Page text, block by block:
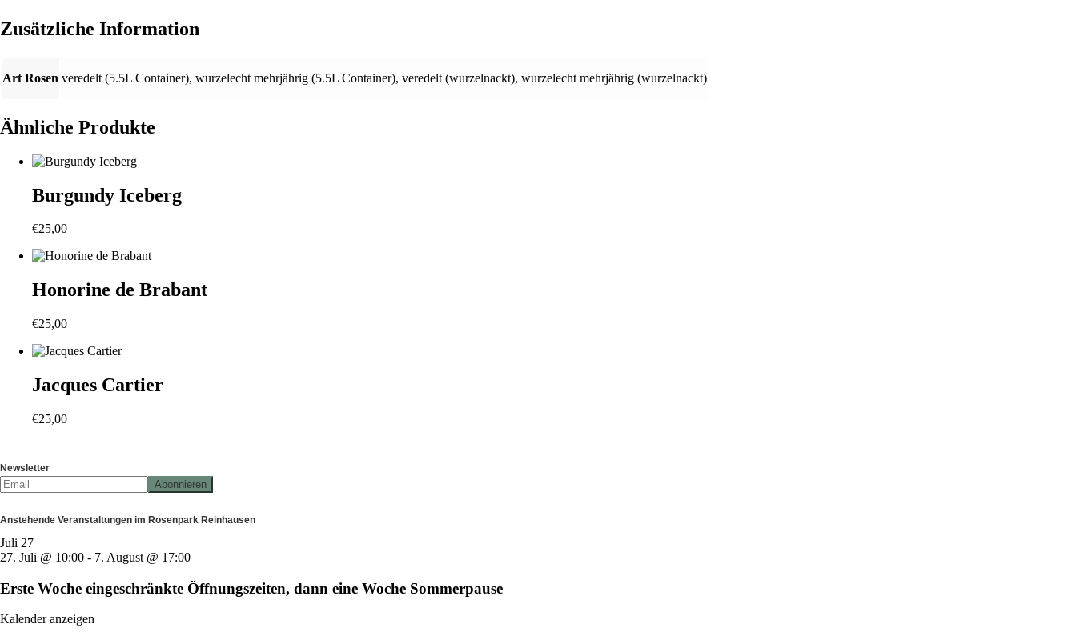
Zusätzliche Information
Art Rosen veredelt (5.5L Container), wurzelecht mehrjährig (5.5L Container), veredelt (wurzelnackt), wurzelecht mehrjährig (wurzelnackt)
Ähnliche Produkte
Burgundy Iceberg
€25,00
Honorine de Brabant
€25,00
Jacques Cartier
€25,00
Newsletter
Anstehende Veranstaltungen im Rosenpark Reinhausen
Juli 27
27. Juli @ 10:00 - 7. August @ 17:00
Erste Woche eingeschränkte Öffnungszeiten, dann eine Woche Sommerpause
Kalender anzeigen